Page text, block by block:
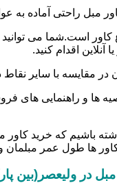
مبل راحتی آماده به
اقدام کنید.
در مقایسه با
ها و راهنمایی های
باشیم که خرید
ها طول عمر مبلمان و
در ولیعصر(بین